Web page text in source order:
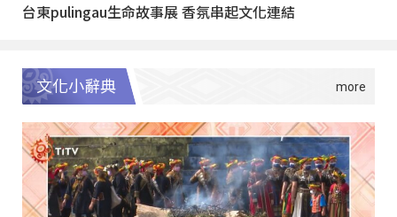
台東pulingau生命故事展 香氛串起文化連結
文化小辭典